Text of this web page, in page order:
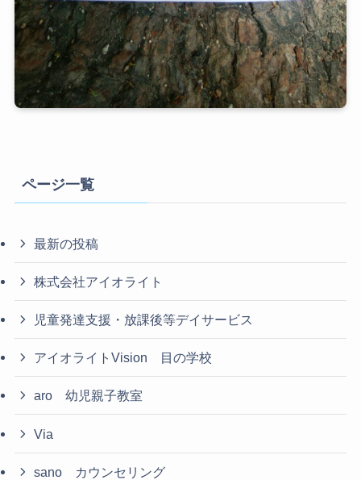
ページ一覧
最新の投稿
株式会社アイオライト
児童発達支援・放課後等デイサービス
アイオライトVision 目の学校
aro 幼児親子教室
Via
sano カウンセリング